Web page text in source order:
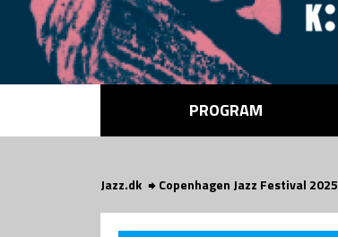
PROGRAM
Jazz.dk Copenhagen Jazz Festival 2025